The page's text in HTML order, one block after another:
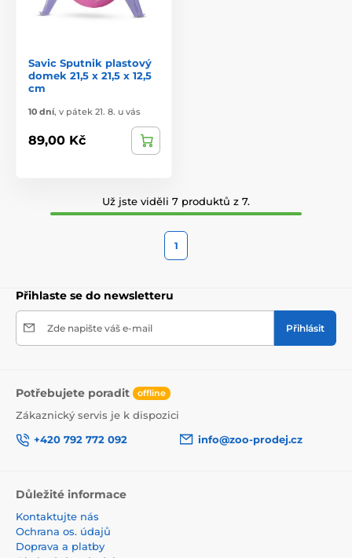
Savic Sputnik plastový
domek 21,5 x 21,5 x 12,5
cm
10 dní, v pátek 21. 8. u vás
89,00 Kč
Už jste viděli 7 produktů z 7.
1
Přihlaste se do newsletteru
Zde napište váš e-mail Přihlásit
Potřebujete poradit offline
Zákaznický servis je k dispozici
+420 792 772 092
info@zoo-prodej.cz
Důležité informace
Kontaktujte nás
Ochrana os. údajů
Doprava a platby